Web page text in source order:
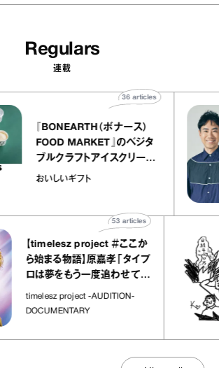
Regulars
連載
『BONEARTH（ボナース）
FOOD MARKET』のベジタ
ブルクラフトアイスクリーム
｜真野知子の「おいしいギフ
おいしいギフト
36articles
【timelesz project ＃ここか
ら始まる物語】原嘉孝「タイプ
ロは夢をもう一度追わせてく
timelesz project -AUDITION-
DOCUMENTARY
articles